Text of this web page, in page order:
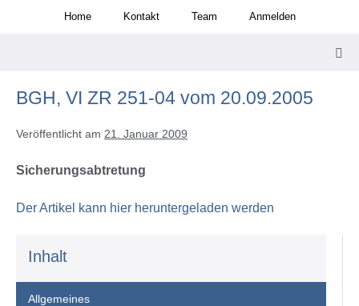
Home Kontakt Team Anmelden
Inhalt
Allgemeines
BGH, VI ZR 251-04 vom 20.09.2005
Veröffentlicht am 21. Januar 2009
Sicherungsabtretung
Der Artikel kann hier heruntergeladen werden